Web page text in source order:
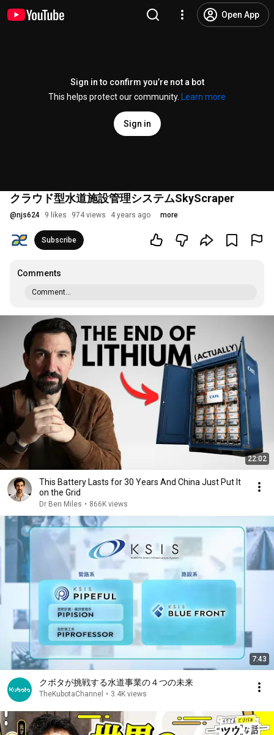
Open App
Sign in to confirm you’re not a bot
This helps protect our community.
Learn more
Sign in
クラウド型水道施設管理システムSkyScraper
@njs624 9 likes 974 views 4 years ago more
Subscribe
Comments
Comment...
22:02
This Battery Lasts for 30 Years And China Just Put It
on the Grid
Dr Ben Miles • 866K views
7:43
クボタが挑戦する水道事業の４つの未来
TheKubotaChannel • 3.4K views